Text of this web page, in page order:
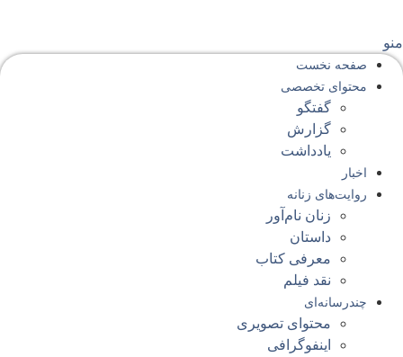
صفحه‌ نخست
محتوای‌ تخصصی
گفتگو
گزارش
یادداشت
اخبار
روایت‌های زنانه
زنان نام‌آور
داستان
معرفی کتاب
نقد فیلم
چندرسانه‌ای
محتوای تصویری
اینفوگرافی